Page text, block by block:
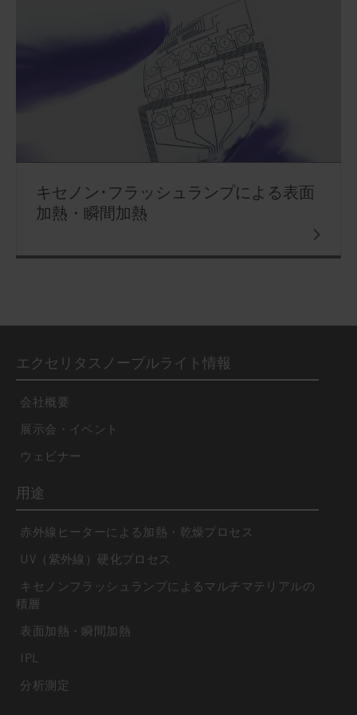
キセノン･フラッシュランプによる表面
加熱・瞬間加熱
エクセリタスノーブルライト情報
会社概要
展示会・イベント
ウェビナー
用途
赤外線ヒーターによる加熱・乾燥プロセス
UV（紫外線）硬化プロセス
キセノンフラッシュランプによるマルチマテリアルの
積層
表面加熱・瞬間加熱
IPL
分析測定